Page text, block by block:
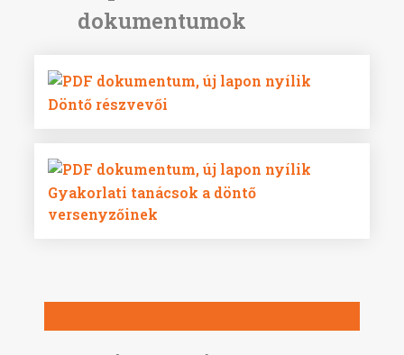
Döntő részvevői
Gyakorlati tanácsok a döntő
versenyzőinek